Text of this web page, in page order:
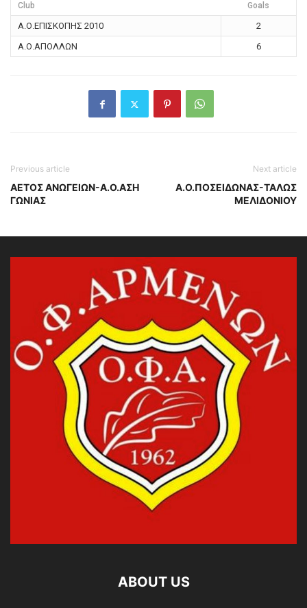
Club Goals
Α.Ο.ΕΠΙΣΚΟΠΗΣ 2010
2
Α.Ο.ΑΠΟΛΛΩΝ
6
Previous article
ΑΕΤΟΣ ΑΝΩΓΕΙΩΝ-Α.Ο.ΑΣΗ
ΓΩΝΙΑΣ
Next article
Α.Ο.ΠΟΣΕΙΔΩΝΑΣ-ΤΑΛΩΣ
ΜΕΛΙΔΟΝΙΟΥ
ABOUT US